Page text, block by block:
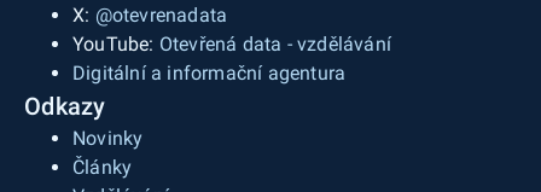
X: @otevrenadata
YouTube: Otevřená data - vzdělávání
Digitální a informační agentura
Odkazy
Novinky
Články